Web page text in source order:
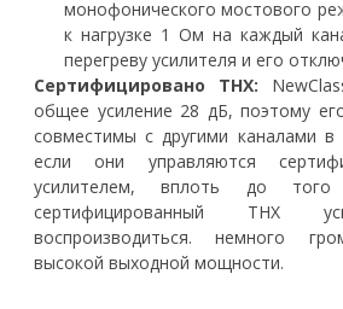
монофонического мостового
к нагрузке 1 Ом на каждый
перегреву усилителя и его
Сертифицировано THX:
общее усиление 28 дБ, поэтому
совместимы с другими каналами в
если они управляются
усилителем, вплоть до
сертифицированный THX
воспроизводиться. немного
высокой выходной мощности.